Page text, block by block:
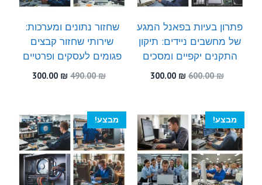
פתרון בעיות בפאנל המגע
של מחשבים ניידים: תיקון
התקנים יקפיים ומסכים
600.00₪
המחיר
600.00 ₪.
300.00 ₪
300.00 ₪.
שחזור נתונים ומערכות:
שירותי שחזור קבצים
פגומים לעסקים ופרטיים
490.00₪
המחיר
490.00 ₪.
300.00 ₪
המחיר
300.00 ₪.
מבצע! מבצע!